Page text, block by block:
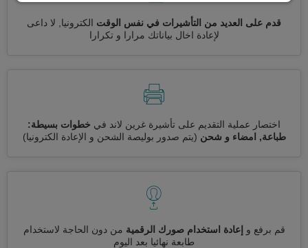
قدم على العديد من التأشيرات في نفس الوقت الكترونيا, لا داعى
لإعادة اخال بياناتك مرارا و تكرارا
اختصار عملية التقديم على تأشيرة غرين لاند في خطوات بسيطة:
طباعة, امضاء و شحن (يتم صدور بوليصة الشحن و الإعادة الكترونيا)
قم برفع و إعادة استخدام صورك الرقمية من دون الحاجة لاستخدام
طابعة نهائيا بعد اليوم